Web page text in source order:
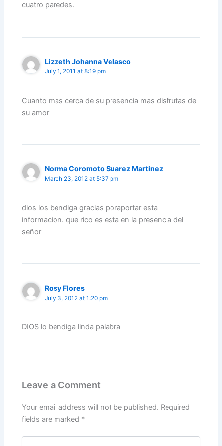
cuatro paredes.
Lizzeth Johanna Velasco
July 1, 2011 at 8:19 pm
Cuanto mas cerca de su presencia mas disfrutas de
su amor
Norma Coromoto Suarez Martinez
March 23, 2012 at 5:37 pm
dios los bendiga gracias poraportar esta
informacion. que rico es esta en la presencia del
señor
Rosy Flores
July 3, 2012 at 1:20 pm
DIOS lo bendiga linda palabra
Leave a Comment
Your email address will not be published. Required
fields are marked *
Type